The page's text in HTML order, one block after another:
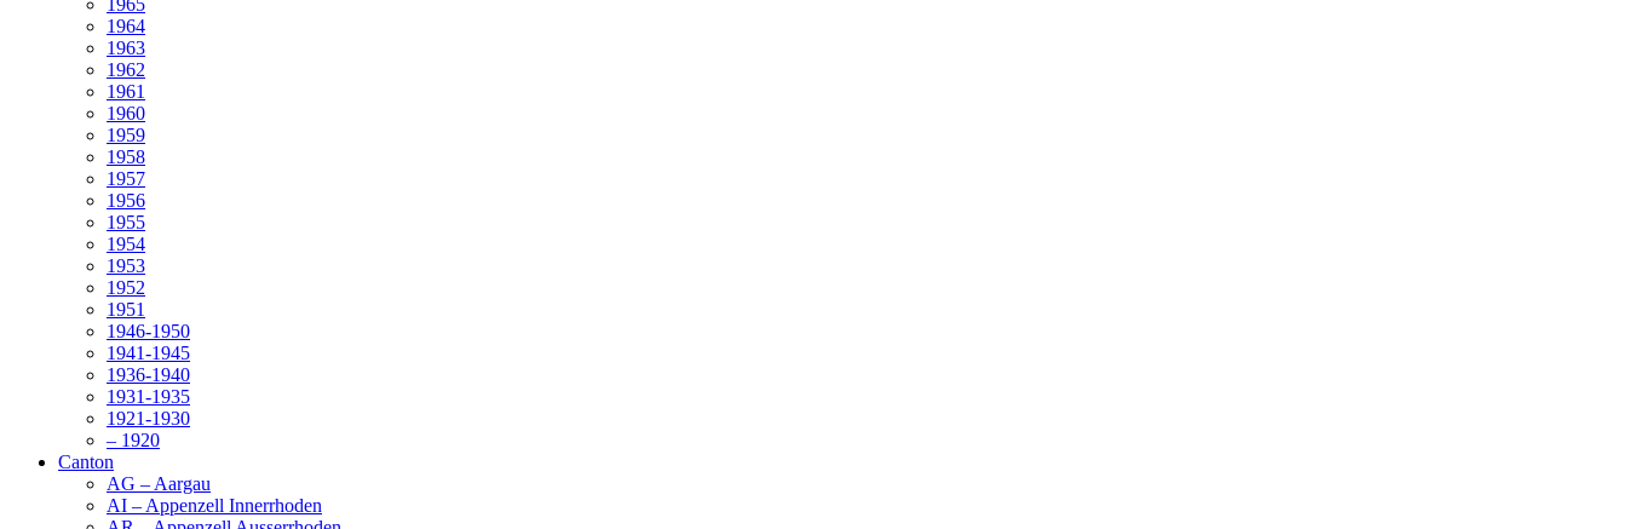
1965
1964
1963
1962
1961
1960
1959
1958
1957
1956
1955
1954
1953
1952
1951
1946-1950
1941-1945
1936-1940
1931-1935
1921-1930
– 1920
Canton
AG – Aargau
AI – Appenzell Innerrhoden